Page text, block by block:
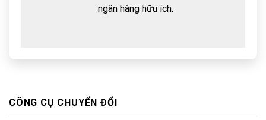
ngân hàng hữu ích.
CÔNG CỤ CHUYỂN ĐỔI